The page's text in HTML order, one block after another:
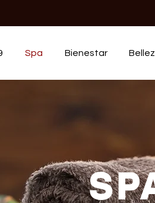
Spa Bienestar